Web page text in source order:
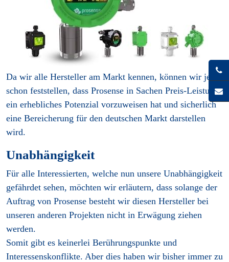
Da wir alle Hersteller am Markt kennen, können wir jetzt
schon feststellen, dass Prosense in Sachen Preis-Leistung
ein erhebliches Potenzial vorzuweisen hat und sicherlich
eine Bereicherung für den deutschen Markt darstellen
wird.
Unabhängigkeit
Für alle Interessierten, welche nun unsere Unabhängigkeit
gefährdet sehen, möchten wir erläutern, dass solange der
Auftrag von Prosense besteht wir diesen Hersteller bei
unseren anderen Projekten nicht in Erwägung ziehen
werden.
Somit gibt es keinerlei Berührungspunkte und
Interessenskonflikte. Aber dies haben wir bisher immer zu